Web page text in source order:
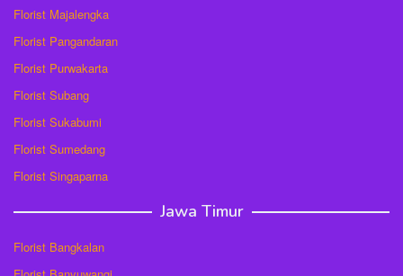
Florist Majalengka
Florist Pangandaran
Florist Purwakarta
Florist Subang
Florist Sukabumi
Florist Sumedang
Florist Singaparna
Jawa Timur
Florist Bangkalan